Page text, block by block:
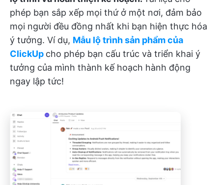
phép bạn sắp xếp mọi thứ ở một nơi, đảm bảo
mọi người đều đồng nhất khi bạn hiện thực hóa
ý tưởng. Ví dụ, Mẫu lộ trình sản phẩm của
ClickUp cho phép bạn cấu trúc và triển khai ý
tưởng của mình thành kế hoạch hành động
ngay lập tức!